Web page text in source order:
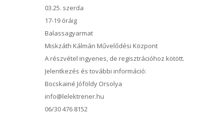
03.25. szerda
17-19 óráig
Balassagyarmat
Miskzáth Kálmán Művelődési Központ
A részvétel ingyenes, de regisztrációhoz kötött.
Jelentkezés és további információ:
Bocskainé Jóföldy Orsolya
info@lelektrener.hu
06/30 476 8152